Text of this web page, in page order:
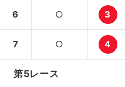
6 ○ 3
7 ○ 4
第5レース